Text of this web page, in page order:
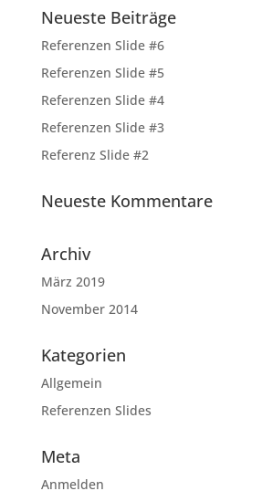
Neueste Beiträge
Referenzen Slide #6
Referenzen Slide #5
Referenzen Slide #4
Referenzen Slide #3
Referenz Slide #2
Neueste Kommentare
Archiv
März 2019
November 2014
Kategorien
Allgemein
Referenzen Slides
Meta
Anmelden